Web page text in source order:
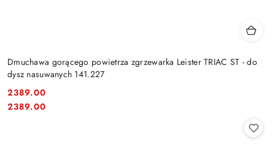
Dmuchawa gorącego powietrza zgrzewarka Leister TRIAC ST - do
dysz nasuwanych 141.227
Cena:
2389.00
Cena:
2389.00